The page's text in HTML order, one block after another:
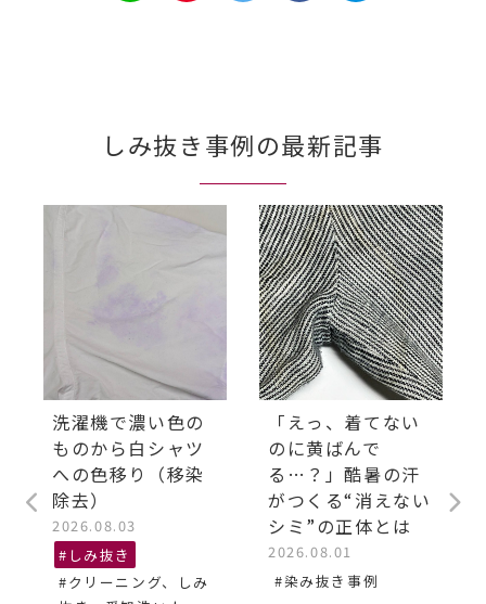
しみ抜き事例の最新記事
洗濯機で濃い色の
ものから白シャツ
への色移り（移染
除去）
2026.08.03
#しみ抜き
#クリーニング、しみ
「えっ、着てない
のに黄ばんで
る…？」酷暑の汗
がつくる“消えない
シミ”の正体とは
2026.08.01
#染み抜き事例